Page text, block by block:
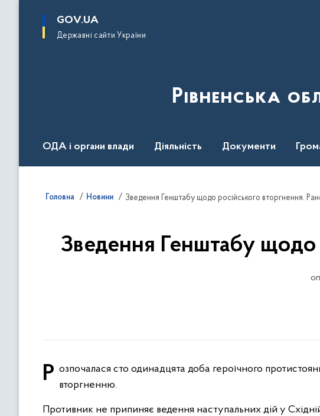
основного
GOV.UA
Державні сайти України
Рівненська
ОДА і органи влади Діяльність Документи
Головна Новини Зведення Генштабу щодо російського вторгнення.
Зведення Генштабу щодо
Розпочалася сто одинадцята доба героїчного протистояння Українського народу російському воєнному вторгненню.
Противник не припиняє ведення наступальних дій у